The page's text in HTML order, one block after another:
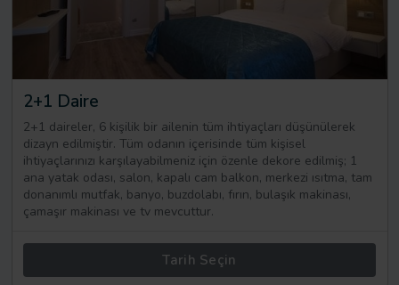
2+1 Daire
2+1 daireler, 6 kişilik bir ailenin tüm ihtiyaçları düşünülerek
dizayn edilmiştir. Tüm odanın içerisinde tüm kişisel
ihtiyaçlarınızı karşılayabilmeniz için özenle dekore edilmiş; 1
ana yatak odası, salon, kapalı cam balkon, merkezi ısıtma, tam
donanımlı mutfak, banyo, buzdolabı, fırın, bulaşık makinası,
çamaşır makinası ve tv mevcuttur.
Tarih Seçin